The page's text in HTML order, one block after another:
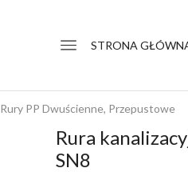
STRONA
Rury PP Dwuścienne, Przepustowe
Rura
SN8